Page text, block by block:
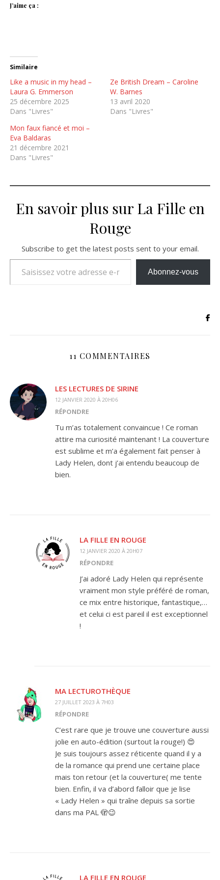
J’aime ça :
Similaire
Like a music in my head –
Laura G. Emmerson
25 décembre 2025
Dans "Livres"
Ze British Dream – Caroline
W. Barnes
13 avril 2020
Dans "Livres"
Mon faux fiancé et moi –
Eva Baldaras
21 décembre 2021
Dans "Livres"
En savoir plus sur La Fille en
Rouge
Subscribe to get the latest posts sent to your email.
Saisissez votre adresse e-mail…
Abonnez-vous
11 COMMENTAIRES
LES LECTURES DE SIRINE
12 JANVIER 2020 À 20H06
RÉPONDRE
Tu m’as totalement convaincue ! Ce roman
attire ma curiosité maintenant ! La couverture
est sublime et m’a également fait penser à
Lady Helen, dont j’ai entendu beaucoup de
bien.
LA FILLE EN ROUGE
12 JANVIER 2020 À 20H07
RÉPONDRE
J’ai adoré Lady Helen qui représente
vraiment mon style préféré de roman,
ce mix entre historique, fantastique,…
et celui ci est pareil il est exceptionnel
!
MA LECTUROTHÈQUE
27 JUILLET 2023 À 7H03
RÉPONDRE
C’est rare que je trouve une couverture aussi
jolie en auto-édition (surtout la rouge!) 😍
Je suis toujours assez réticente quand il y a
de la romance qui prend une certaine place
mais ton retour (et la couverture( me tente
bien. Enfin, il va d’abord falloir que je lise
« Lady Helen » qui traîne depuis sa sortie
dans ma PAL 🫣😉
LA FILLE EN ROUGE